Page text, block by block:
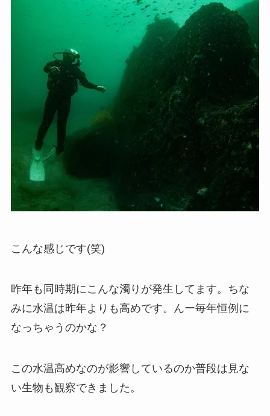
こんな感じです(笑)
昨年も同時期にこんな濁りが発生してます。ちな
みに水温は昨年よりも高めです。んー毎年恒例に
なっちゃうのかな？
この水温高めなのが影響しているのか普段は見な
い生物も観察できました。